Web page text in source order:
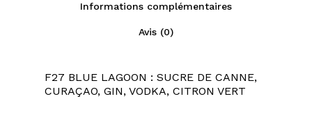
Informations complémentaires
Avis (0)
F27 BLUE LAGOON : SUCRE DE CANNE,
CURAÇAO, GIN, VODKA, CITRON VERT